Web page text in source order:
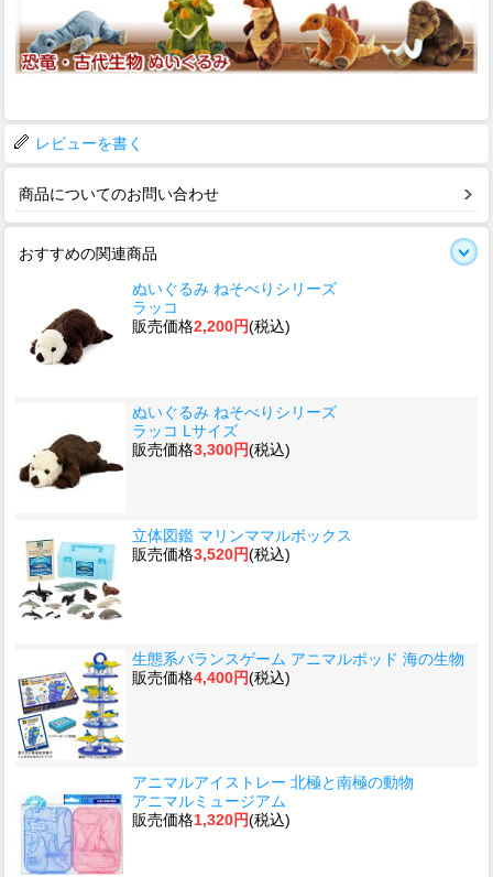
レビューを書く
商品についてのお問い合わせ
おすすめの関連商品
ぬいぐるみ ねそべりシリーズ
ラッコ
販売価格2,200円(税込)
ぬいぐるみ ねそべりシリーズ
ラッコ Lサイズ
販売価格3,300円(税込)
立体図鑑 マリンママルボックス
販売価格3,520円(税込)
生態系バランスゲーム アニマルポッド 海の生物
販売価格4,400円(税込)
アニマルアイストレー 北極と南極の動物
アニマルミュージアム
販売価格1,320円(税込)